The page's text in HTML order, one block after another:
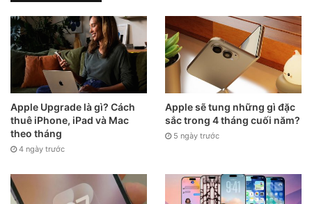
Apple Upgrade là gì? Cách
thuê iPhone, iPad và Mac
theo tháng
4 ngày trước
Apple sẽ tung những gì đặc
sắc trong 4 tháng cuối năm?
5 ngày trước